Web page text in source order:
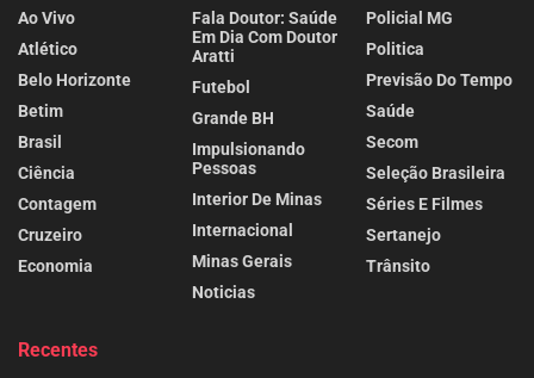
Ao Vivo
Atlético
Belo Horizonte
Betim
Brasil
Ciência
Contagem
Cruzeiro
Economia
Fala Doutor: Saúde
Em Dia Com Doutor
Aratti
Futebol
Grande BH
Impulsionando
Pessoas
Interior De Minas
Internacional
Minas Gerais
Noticias
Policial MG
Politica
Previsão Do Tempo
Saúde
Secom
Seleção Brasileira
Séries E Filmes
Sertanejo
Trânsito
Recentes